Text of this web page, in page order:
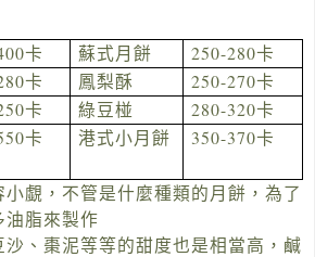
卡 蘇式月餅 250-280卡
卡 鳳梨酥 250-270卡
卡 綠豆椪 280-320卡
卡 港式小月餅 350-370卡
覷，不管是什麼種類的月餅，為了
油脂來製作
、棗泥等等的甜度也是相當高，鹹